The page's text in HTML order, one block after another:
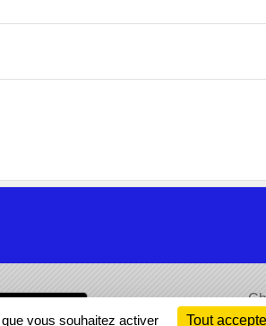
vous souhaitez activer Tout